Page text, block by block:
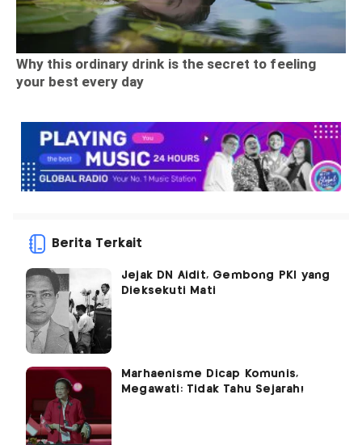
Berita Terkait
Jejak DN Aidit, Gembong PKI yang
Dieksekuti Mati
Marhaenisme Dicap Komunis,
Megawati: Tidak Tahu Sejarah!